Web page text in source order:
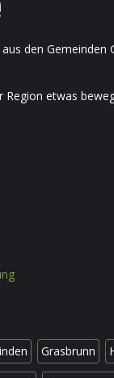
den Gemeinden
etwas
Grasbrunn